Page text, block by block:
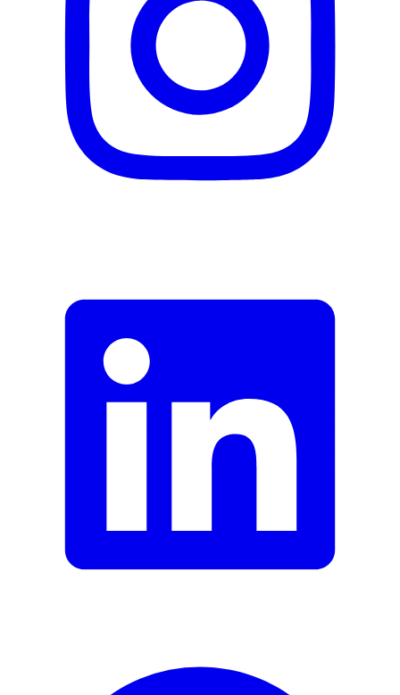
Aromalife
Herstellernummer
4079978
Herstellergarantie
0 Monate
Garantieinformationen
Beschreibung
E-Mail-Adresse (optional)
Formular schliessen
Senden